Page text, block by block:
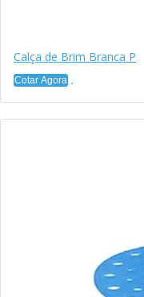
Calça de Brim Branca P
Cotar Agora